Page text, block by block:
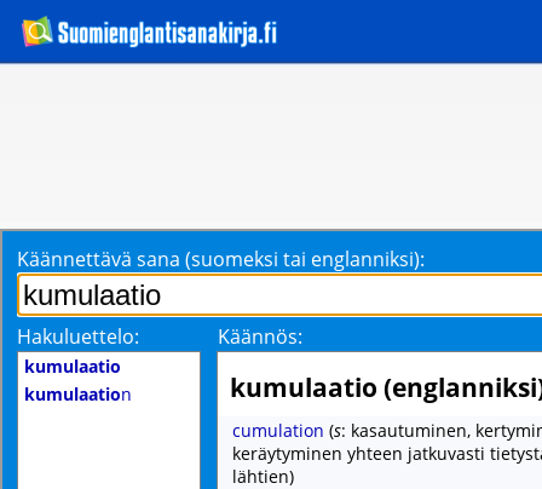
Käännettävä sana (suomeksi tai englanniksi):
Hakuluettelo: Käännös:
kumulaatio
kumulaation kumulaatio
cumulation (s: kasautuminen,
keräytyminen yhteen jatkuvasti
lähtien)